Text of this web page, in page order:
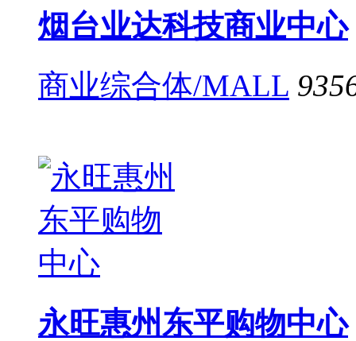
烟台业达科技商业中心
商业综合体/MALL
永旺惠州东平购物中心